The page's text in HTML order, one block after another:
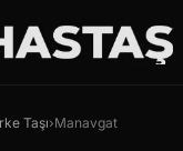
Taşı›Manavgat